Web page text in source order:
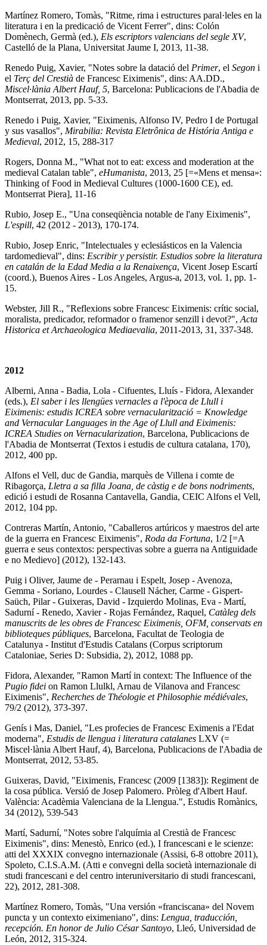
Martínez Romero, Tomàs, "Ritme, rima i estructures paral·leles en la
literatura i en la predicació de Vicent Ferrer", dins: Colón
Domènech, Germà (ed.), Els escriptors valencians del segle XV,
Castelló de la Plana, Universitat Jaume I, 2013, 11-38.
Renedo Puig, Xavier, "Notes sobre la datació del Primer, el Segon i
el Terç del Crestià de Francesc Eiximenis", dins: AA.DD.,
Miscel·lània Albert Hauf, 5, Barcelona: Publicacions de l'Abadia de
Montserrat, 2013, pp. 5-33.
Renedo i Puig, Xavier, "Eiximenis, Alfonso IV, Pedro I de Portugal
y sus vasallos", Mirabilia: Revista Eletrônica de História Antiga e
Medieval, 2012, 15, 288-317
Rogers, Donna M., "What not to eat: excess and moderation at the
medieval Catalan table", eHumanista, 2013, 25 [=«Mens et mensa»:
Thinking of Food in Medieval Cultures (1000-1600 CE), ed.
Montserrat Piera], 11-16
Rubio, Josep E., "Una conseqüència notable de l'any Eiximenis",
L'espill, 42 (2012 - 2013), 170-174.
Rubio, Josep Enric, "Intelectuales y eclesiásticos en la Valencia
tardomedieval", dins: Escribir y persistir. Estudios sobre la literatura
en catalán de la Edad Media a la Renaixença, Vicent Josep Escartí
(coord.), Buenos Aires - Los Angeles, Argus-a, 2013, vol. 1, pp. 1-
15.
Webster, Jill R., "Reflexions sobre Francesc Eiximenis: crític social,
moralista, predicador, reformador o framenor senzill i devot?", Acta
Historica et Archaeologica Mediaevalia, 2011-2013, 31, 337-348.
2012
Alberni, Anna - Badia, Lola - Cifuentes, Lluís - Fidora, Alexander
(eds.), El saber i les llengües vernacles a l'època de Llull i
Eiximenis: estudis ICREA sobre vernacularització = Knowledge
and Vernacular Languages in the Age of Llull and Eiximenis:
ICREA Studies on Vernacularization, Barcelona, Publicacions de
l'Abadia de Montserrat (Textos i estudis de cultura catalana, 170),
2012, 400 pp.
Alfons el Vell, duc de Gandia, marquès de Villena i comte de
Ribagorça, Lletra a sa filla Joana, de càstig e de bons nodriments,
edició i estudi de Rosanna Cantavella, Gandia, CEIC Alfons el Vell,
2012, 104 pp.
Contreras Martín, Antonio, "Caballeros artúricos y maestros del arte
de la guerra en Francesc Eiximenis", Roda da Fortuna, 1/2 [=A
guerra e seus contextos: perspectivas sobre a guerra na Antiguidade
e no Medievo] (2012), 132-143.
Puig i Oliver, Jaume de - Perarnau i Espelt, Josep - Avenoza,
Gemma - Soriano, Lourdes - Clausell Nácher, Carme - Gispert-
Saüch, Pilar - Guixeras, David - Izquierdo Molinas, Eva - Martí,
Sadurní - Renedo, Xavier - Rojas Fernández, Raquel, Catàleg dels
manuscrits de les obres de Francesc Eiximenis , OFM, conservats en
biblioteques públiques, Barcelona, Facultat de Teologia de
Catalunya - Institut d'Estudis Catalans (Corpus scriptorum
Cataloniae, Series D: Subsidia, 2), 2012, 1088 pp.
Fidora, Alexander, "Ramon Martí in context: The Influence of the
Pugio fidei on Ramon Llulkl, Arnau de Vilanova and Francesc
Eiximenis", Recherches de Théologie et Philosophie médiévales,
79/2 (2012), 373-397.
Genís i Mas, Daniel, "Les profecies de Francesc Eximenis a l'Edat
moderna", Estudis de llengua i literatura catalanes LXV (=
Miscel·lània Albert Hauf, 4), Barcelona, Publicacions de l'Abadia de
Montserrat, 2012, 53-85.
Guixeras, David, "Eiximenis, Francesc (2009 [1383]): Regiment de
la cosa pública. Versió de Josep Palomero. Pròleg d'Albert Hauf.
València: Acadèmia Valenciana de la Llengua.", Estudis Romànics,
34 (2012), 539-543
Martí, Sadurní, "Notes sobre l'alquímia al Crestià de Francesc
Eiximenis", dins: Menestò, Enrico (ed.), I francescani e le scienze:
atti del XXXIX convegno internazionale (Assisi, 6-8 ottobre 2011),
Spoleto, C.I.S.A.M. (Atti e convegni della società internazionale di
studi francescani e del centro interuniversitario di studi francescani,
22), 2012, 281-308.
Martínez Romero, Tomàs, "Una versión «franciscana» del Novem
puncta y un contexto eiximeniano", dins: Lengua, traducción,
recepción. En honor de Julio César Santoyo, Lleó, Universidad de
León, 2012, 315-324.